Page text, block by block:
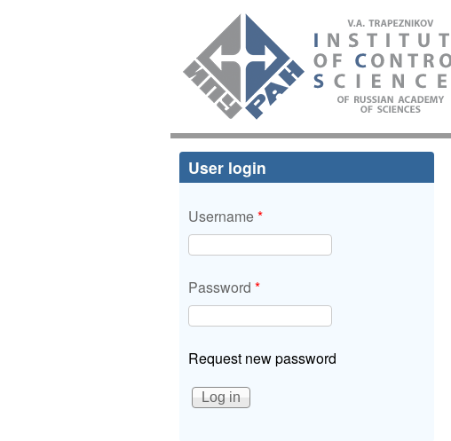
ИПУ
РАН
User login
Username*
Password *
Request new password